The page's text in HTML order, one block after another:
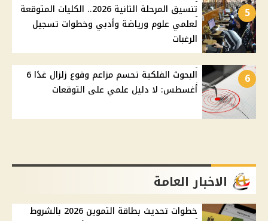
5
تنسيق المرحلة الثانية 2026.. الكليات المتوقعة
لعلمي علوم ورياضة وأدبي وخطوات تسجيل
الرغبات
6
البحوث الفلكية تحسم مزاعم وقوع زلزال غدًا 6
أغسطس: لا دليل علمي على التوقعات
الاخبار العامة
خطوات تحديث بطاقة التموين 2026 بالشروط